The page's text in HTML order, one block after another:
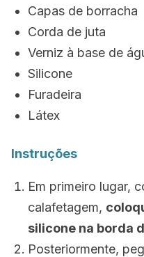
Capas de borracha
Corda de juta
Verniz à base de
Silicone
Furadeira
Látex
Instruções
Em primeiro lugar,
calafetagem,
silicone na borda
Posteriormente,